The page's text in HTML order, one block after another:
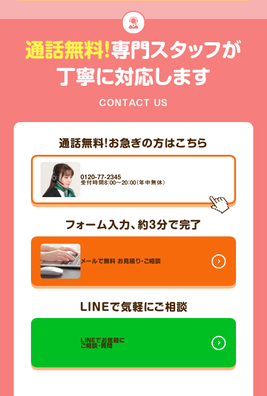
通話無料!専門スタッフが
丁寧に対応します
CONTACT US
通話無料！お急ぎの方はこちら
0120-77-2345
受付時間8：00～20：00（年中無休）
フォーム入力、 約3分で完了
メールで無料 お見積り・ご相談
LINEで気軽にご相談
LINEでお気軽に
ご相談・質問